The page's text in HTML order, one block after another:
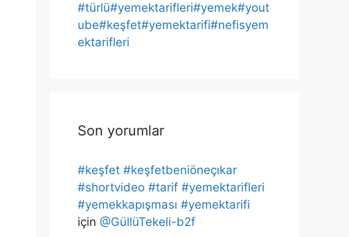
#türlü#yemektarifleri#yemek#yout
ube#keşfet#yemektarifi#nefisyem
ektarifleri
Son yorumlar
#keşfet #keşfetbeniöneçıkar
#shortvideo #tarif #yemektarifleri
#yemekkapışması #yemektarifi
için @GüllüTekeli-b2f